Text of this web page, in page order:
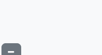
määrää
Vähennä määrää